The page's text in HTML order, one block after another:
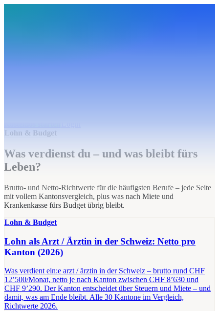
Lohn & Budget
Was verdienst du – und was bleibt fürs
Leben?
Brutto- und Netto-Richtwerte für die häufigsten Berufe – jede Seite
mit vollem Kantonsvergleich, plus was nach Miete und
Krankenkasse fürs Budget übrig bleibt.
Lohn & Budget
Lohn als Arzt / Ärztin in der Schweiz: Netto pro
Kanton (2026)
Was verdient ein:e arzt / ärztin in der Schweiz – brutto rund CHF
12’500/Monat, netto je nach Kanton zwischen CHF 8’630 und
CHF 9’290. Der Kanton entscheidet über Steuern und Miete – und
damit, was am Ende bleibt. Alle 30 Kantone im Vergleich,
Richtwerte 2026.